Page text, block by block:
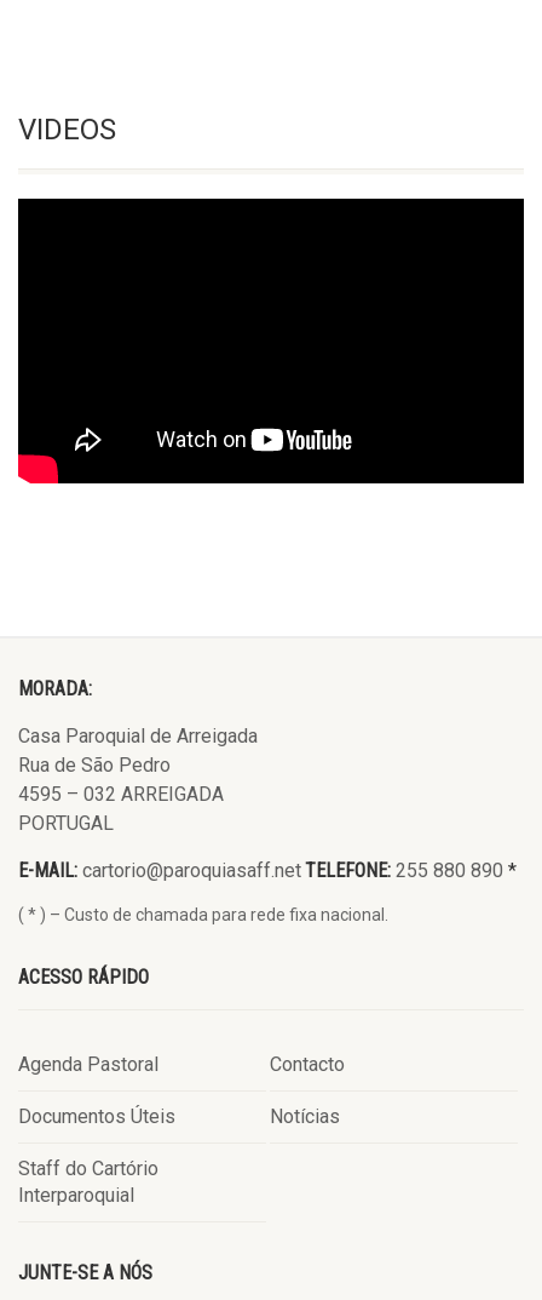
VIDEOS
MORADA:
Casa Paroquial de Arreigada
Rua de São Pedro
4595 – 032 ARREIGADA
PORTUGAL
E-MAIL: cartorio@paroquiasaff.netTELEFONE: 255 880 890 *
( * ) – Custo de chamada para rede fixa nacional.
ACESSO RÁPIDO
Agenda Pastoral Contacto
Documentos Úteis Notícias
Staff do Cartório
Interparoquial
JUNTE-SE A NÓS